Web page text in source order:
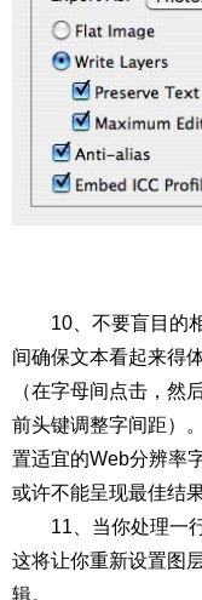
10、不要盲目的相
间确保文本看起来得
（在字母间点击，然
前头键调整字间距）
置适宜的Web分辨率
或许不能呈现最佳结
11、当你处理一行
这将让你重新设置图
辑。